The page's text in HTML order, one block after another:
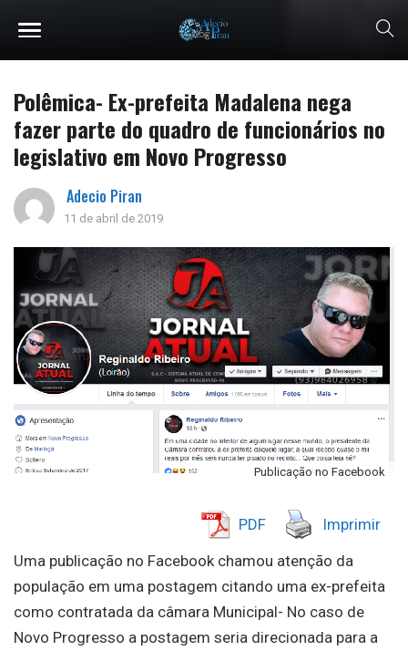
Polêmica- Ex-prefeita Madalena nega
fazer parte do quadro de funcionários no
legislativo em Novo Progresso
Adecio Piran
11 de abril de 2019
Publicação no Facebook
PDF Imprimir
Uma publicação no Facebook chamou atenção da
população em uma postagem citando uma ex-prefeita
como contratada da câmara Municipal- No caso de
Novo Progresso a postagem seria direcionada para a